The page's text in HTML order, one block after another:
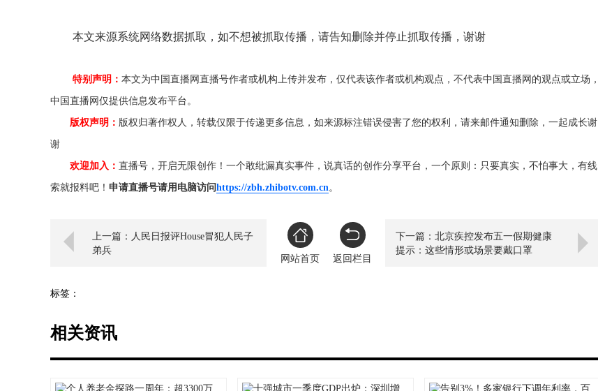
本文来源系统网络数据抓取，如不想被抓取传播，请告知删除并停止抓取传播，谢谢
特别声明： 本文为中国直播网直播号作者或机构上传并发布，仅代表该作者或机构观点，不代表中国直播网的观点或立场，
中国直播网仅提供信息发布平台。
版权声明： 版权归著作权人，转载仅限于传递更多信息，如来源标注错误侵害了您的权利，请来邮件通知删除，一起成长谢
谢
欢迎加入： 直播号，开启无限创作！一个敢纰漏真实事件，说真话的创作分享平台，一个原则：只要真实，不怕事大，有线
索就报料吧！ 申请直播号请用电脑访问https://zbh.zhibotv.com.cn。
上一篇：人民日报评House冒犯人民子
弟兵
网站首页
返回栏目
下一篇：北京疾控发布五一假期健康
提示：这些情形或场景要戴口罩
标签：
相关资讯